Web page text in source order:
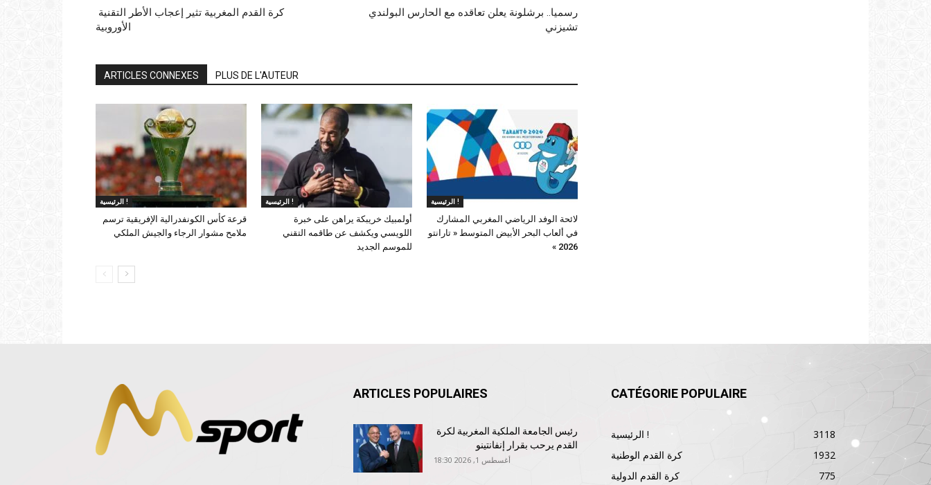
الأوروبية
رسميا.. برشلونة يعلن تعاقده مع الحارس البولندي
تشيزني
ARTICLES CONNEXES PLUS DE L'AUTEUR
الرئيسية !
قرعة كأس الكونفدرالية الإفريقية ترسم
ملامح مشوار الرجاء والجيش الملكي
الرئيسية !
أولمبيك خريبكة يراهن على خبرة
اللويسي ويكشف عن طاقمه التقني
للموسم الجديد
الرئيسية !
لائحة الوفد الرياضي المغربي المشارك
في ألعاب البحر الأبيض المتوسط « تارانتو
2026 »
ARTICLES POPULAIRES
رئيس الجامعة الملكية المغربية لكرة
القدم يرحب بقرار إنفانتينو
أغسطس 1, 2026 18:30
CATÉGORIE POPULAIRE
الرئيسية !
3118
كرة القدم الوطنية
1932
كرة القدم الدولية
775